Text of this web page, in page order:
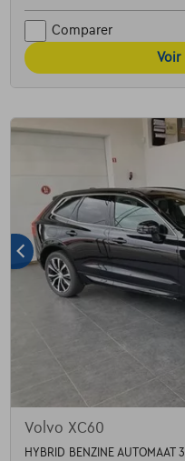
Comparer
Voir
Volvo XC60
HYBRID BENZINE AUTOMAAT